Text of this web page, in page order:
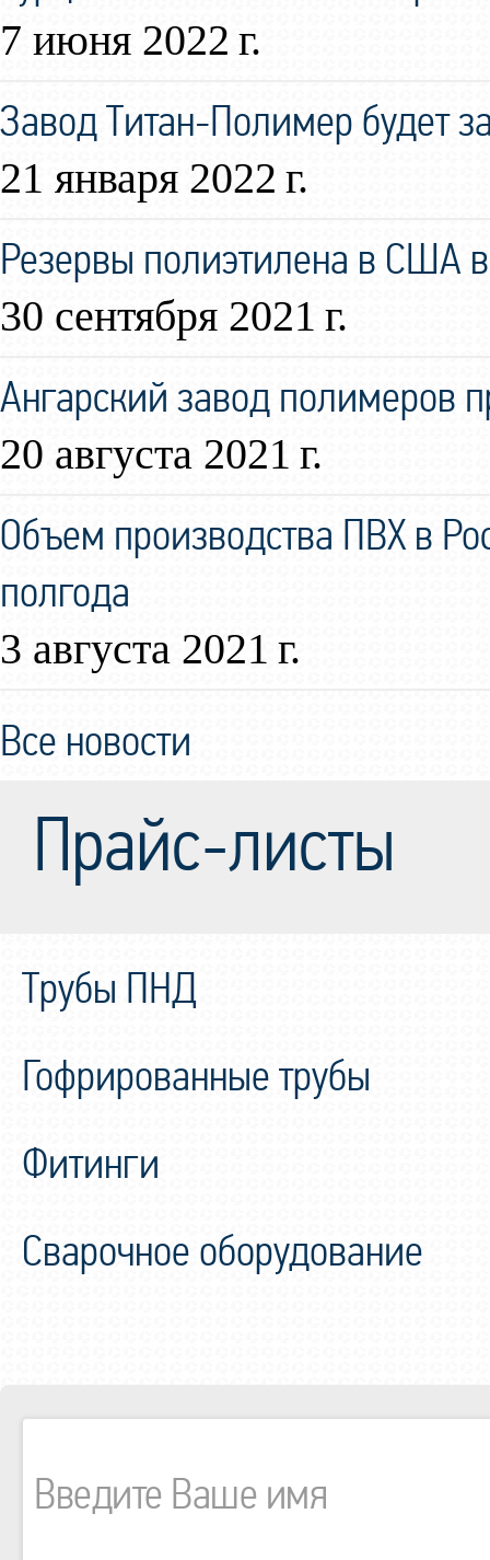
7 июня 2022 г.
Завод Титан-Полимер будет
21 января 2022 г.
Резервы полиэтилена в США
30 сентября 2021 г.
Ангарский завод полимеров
20 августа 2021 г.
Объем производства ПВХ в
полгода
3 августа 2021 г.
Все новости
Прайс-листы
Трубы ПНД
Гофрированные трубы
Фитинги
Сварочное оборудование